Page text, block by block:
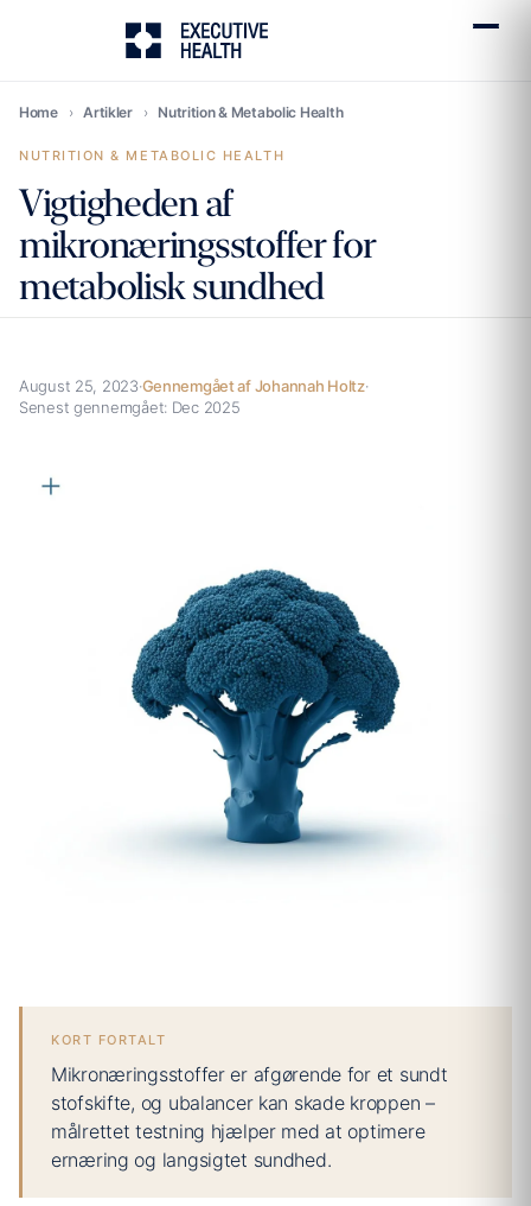
Home › Artikler › Nutrition & Metabolic Health
NUTRITION & METABOLIC HEALTH
Vigtigheden af
mikronæringsstoffer for
metabolisk sundhed
August 25, 2023·Gennemgået af Johannah Holtz·
Senest gennemgået: Dec 2025
KORT FORTALT
Mikronæringsstoffer er afgørende for et sundt
stofskifte, og ubalancer kan skade kroppen –
målrettet testning hjælper med at optimere
ernæring og langsigtet sundhed.